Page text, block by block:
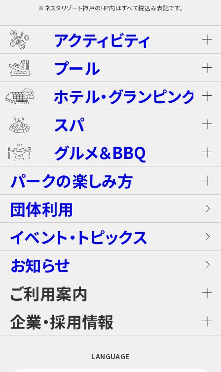
※ネスタリゾート神戸のHP内はすべて税込み表記です。
アクティビティ
ネスタ･バギーツアー（別途有料）
ライジング・バギー Level S
ライジング・バギー
キャンディー・カート＜1Dayパス不要＞
ブラスター・バトルフィールド
ワイルド・カヌー
スカイジャングル スリルコース
スカイジャングル ファンコース
プール
ウォータースライダー
プール
屋内キッズプール
レンタル席
フード
おすすめチケット
ホテル・グランピング
ホテル ザ・ネスタ＆スパ
グランピングキャビン
プレミアテラス
メゾネットスイートヴィラ
ロイヤルスイートヴィラ
カジュアルコテージ
スパ
温泉
岩盤浴（着衣サウナ）
お食事
施設案内
ご利用料金
グルメ＆BBQ
ホテルブッフェ(朝食・夕食)
ALL DAY DINING GRANDISH
GLAMP BBQ
GLAMP LUNCH
日本料理 さざんか
パークの楽しみ方
【団体向け！】労働組合ファミリー交流イベ
ントプラン
アクティブ・プラン
雨の日プラン
団体利用
イベント・トピックス
お知らせ
ご利用案内
チケット購入・料金案内
企業・採用情報
LANGUAGE